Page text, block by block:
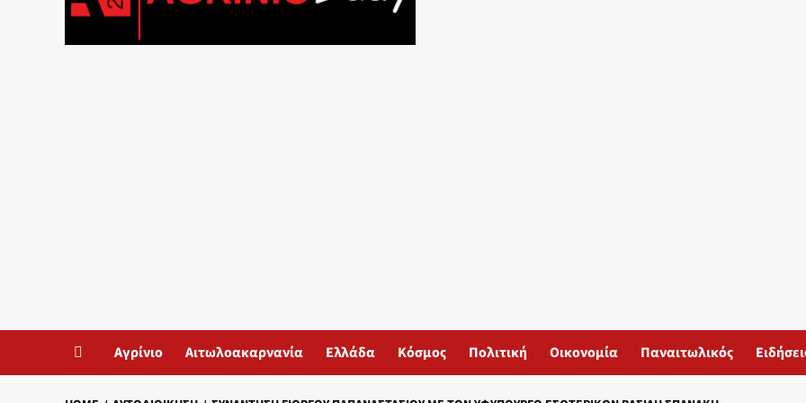
Αγρίνιο Αιτωλοακαρνανία Ελλάδα Κόσμος Πολιτική Οικονομία Παναιτωλικός